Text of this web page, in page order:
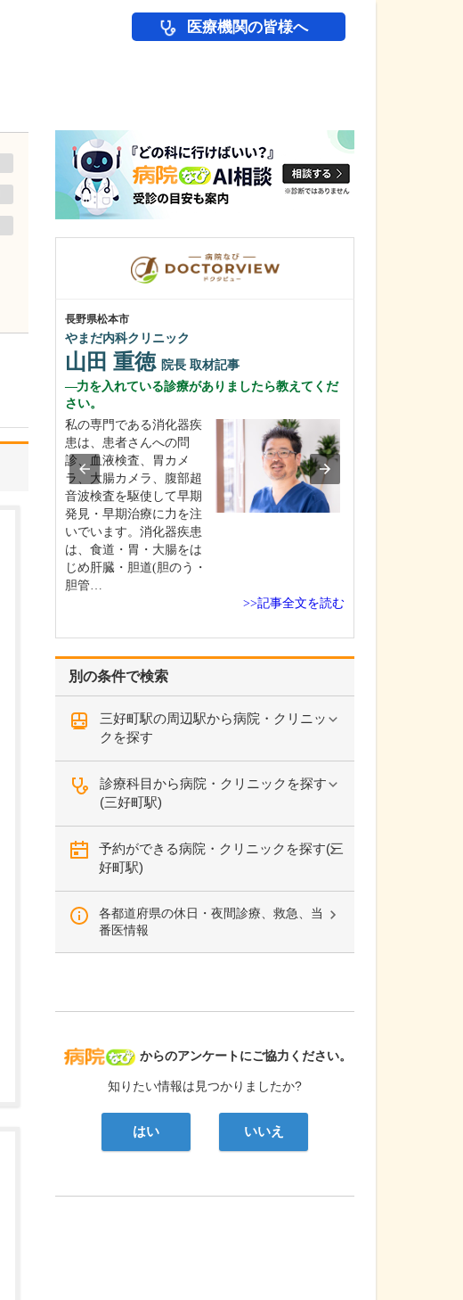
医療機関の皆様へ
別の条件で検索
三好町駅の周辺駅から病院・クリニッ
クを探す
診療科目から病院・クリニックを探す
(三好町駅)
予約ができる病院・クリニックを探す(三
好町駅)
各都道府県の休日・夜間診療、救急、当
番医情報
病院なび
からのアンケートにご協力ください。
知りたい情報は見つかりましたか?
はい いいえ
長野県松本市
やまだ内科クリニック
山田 重徳 院長 取材記事
力を入れている診療がありましたら教えてくだ
さい。
私の専門である消化器疾
患は、患者さんへの問
診、血液検査、胃カメ
ラ、大腸カメラ、腹部超
音波検査を駆使して早期
発見・早期治療に力を注
いでいます。消化器疾患
は、食道・胃・大腸をは
じめ肝臓・胆道(胆のう・
胆管…
>>記事全文を読む